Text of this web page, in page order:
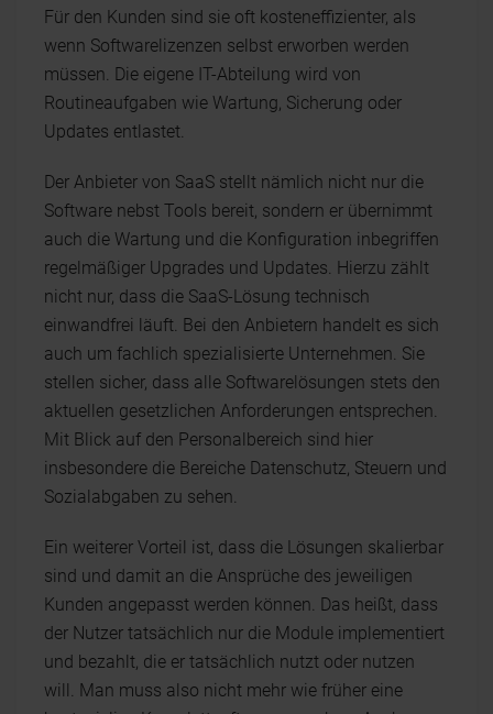
Für den Kunden sind sie oft kosteneffizienter, als
wenn Softwarelizenzen selbst erworben werden
müssen. Die eigene IT-Abteilung wird von
Routineaufgaben wie Wartung, Sicherung oder
Updates entlastet.
Der Anbieter von SaaS stellt nämlich nicht nur die
Software nebst Tools bereit, sondern er übernimmt
auch die Wartung und die Konfiguration inbegriffen
regelmäßiger Upgrades und Updates. Hierzu zählt
nicht nur, dass die SaaS-Lösung technisch
einwandfrei läuft. Bei den Anbietern handelt es sich
auch um fachlich spezialisierte Unternehmen. Sie
stellen sicher, dass alle Softwarelösungen stets den
aktuellen gesetzlichen Anforderungen entsprechen.
Mit Blick auf den Personalbereich sind hier
insbesondere die Bereiche Datenschutz, Steuern und
Sozialabgaben zu sehen.
Ein weiterer Vorteil ist, dass die Lösungen skalierbar
sind und damit an die Ansprüche des jeweiligen
Kunden angepasst werden können. Das heißt, dass
der Nutzer tatsächlich nur die Module implementiert
und bezahlt, die er tatsächlich nutzt oder nutzen
will. Man muss also nicht mehr wie früher eine